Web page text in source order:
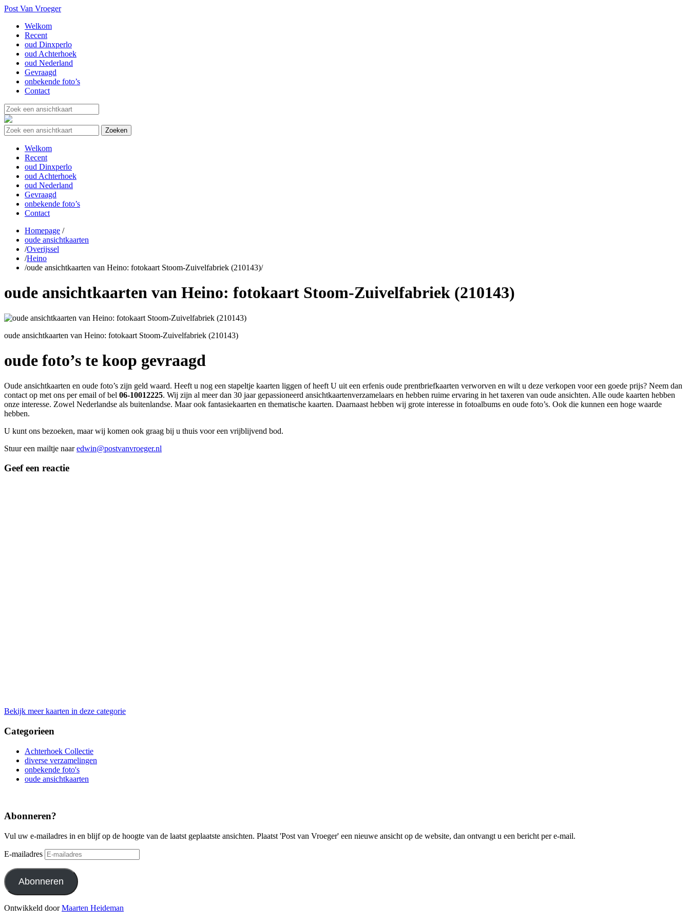
Post Van Vroeger
Welkom
Recent
oud Dinxperlo
oud Achterhoek
oud Nederland
Gevraagd
onbekende foto’s
Contact
Welkom
Recent
oud Dinxperlo
oud Achterhoek
oud Nederland
Gevraagd
onbekende foto’s
Contact
Homepage /
oude ansichtkaarten
/Overijssel
/Heino
/oude ansichtkaarten van Heino: fotokaart Stoom-Zuivelfabriek (210143)/
oude ansichtkaarten van Heino: fotokaart Stoom-Zuivelfabriek (210143)
oude ansichtkaarten van Heino: fotokaart Stoom-Zuivelfabriek (210143)
oude foto’s te koop gevraagd
Oude ansichtkaarten en oude foto’s zijn geld waard. Heeft u nog een stapeltje kaarten liggen of heeft U uit een erfenis oude prentbriefkaarten verworven en wilt u deze verkopen voor een goede prijs? Neem dan
contact op met ons per email of bel 06-10012225. Wij zijn al meer dan 30 jaar gepassioneerd ansichtkaartenverzamelaars en hebben ruime ervaring in het taxeren van oude ansichten. Alle oude kaarten hebben
onze interesse. Zowel Nederlandse als buitenlandse. Maar ook fantasiekaarten en thematische kaarten. Daarnaast hebben wij grote interesse in fotoalbums en oude foto’s. Ook die kunnen een hoge waarde
hebben.
U kunt ons bezoeken, maar wij komen ook graag bij u thuis voor een vrijblijvend bod.
Stuur een mailtje naaredwin@postvanvroeger.nl
Geef een reactie
Bekijk meer kaarten in deze categorie
Categorieen
Achterhoek Collectie
diverse verzamelingen
onbekende foto's
oude ansichtkaarten
Abonneren?
Vul uw e-mailadres in en blijf op de hoogte van de laatst geplaatste ansichten. Plaatst 'Post van Vroeger' een nieuwe ansicht op de website, dan ontvangt u een bericht per e-mail.
E-mailadres
Abonneren
Ontwikkeld doorMaarten Heideman